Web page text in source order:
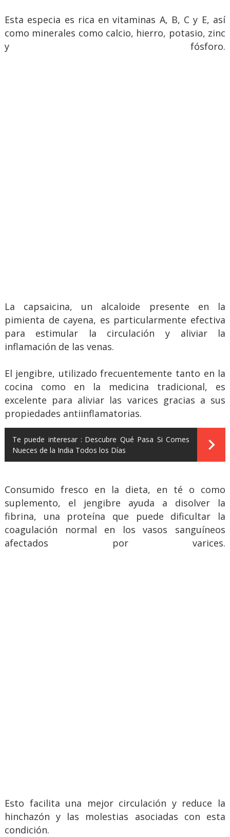
Esta especia es rica en vitaminas A, B, C y E, así
como minerales como calcio, hierro, potasio, zinc
y fósforo.
La capsaicina, un alcaloide presente en la
pimienta de cayena, es particularmente efectiva
para estimular la circulación y aliviar la
inflamación de las venas.
El jengibre, utilizado frecuentemente tanto en la
cocina como en la medicina tradicional, es
excelente para aliviar las varices gracias a sus
propiedades antiinflamatorias.
Te puede interesar : Descubre Qué Pasa Si Comes
Nueces de la India Todos los Días
Consumido fresco en la dieta, en té o como
suplemento, el jengibre ayuda a disolver la
fibrina, una proteína que puede dificultar la
coagulación normal en los vasos sanguíneos
afectados por varices.
Esto facilita una mejor circulación y reduce la
hinchazón y las molestias asociadas con esta
condición.